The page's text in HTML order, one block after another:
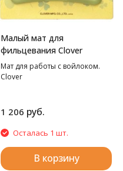
Малый мат для
фильцевания Clover
Мат для работы с войлоком.
Clover
1 206 руб.
Осталась 1 шт.
В корзину